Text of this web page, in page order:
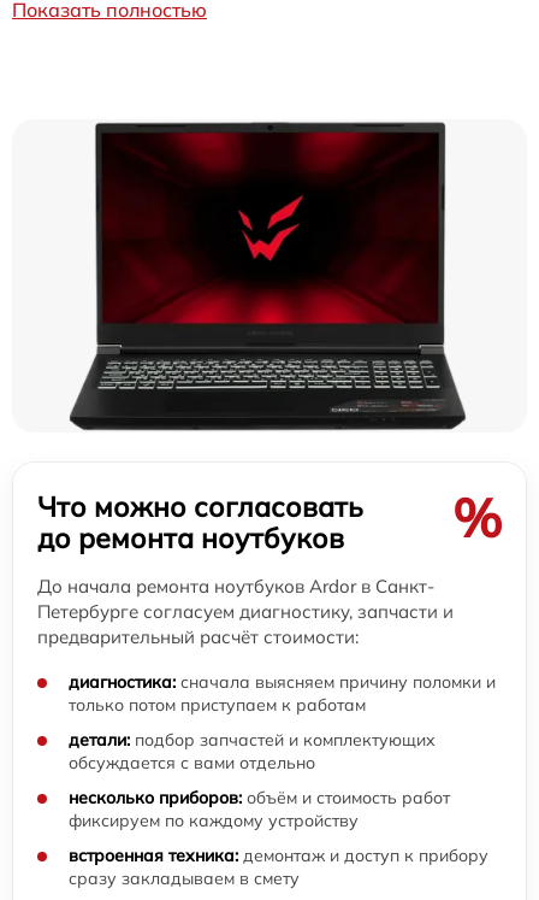
Показать полностью
Что можно согласовать
до ремонта ноутбуков
%
До начала ремонта ноутбуков Ardor в Санкт-
Петербурге согласуем диагностику, запчасти и
предварительный расчёт стоимости:
диагностика: сначала выясняем причину поломки и
только потом приступаем к работам
детали: подбор запчастей и комплектующих
обсуждается с вами отдельно
несколько приборов: объём и стоимость работ
фиксируем по каждому устройству
встроенная техника: демонтаж и доступ к прибору
сразу закладываем в смету